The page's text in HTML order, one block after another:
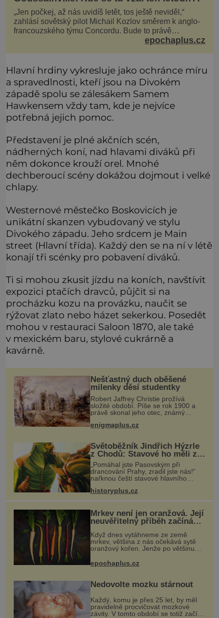
„Jen počkej, až nás uvidíš letět, tos ještě neviděl,“
zahlásí sovětský pilot Michail Kozlov směrem k anglo-
francouzského týmu Concordu. Bude to právě
konkurenční boj, co bude stát za smrtí celé 6členné
epochaplus.cz
Hlavní hrdiny vykresluje jako ochránce míru
a spravedlnosti, kteří jsou na Divokém
západě spolu se zálesákem Samem
Hawkensem vždy tam, kde je nejvíce
potřebná jejich pomoc.
Představení je plné akčních scén,
nádherných koní, nad hlavami diváků při
něm dokonce krouží orel. Mnohé
dechberoucí scény dokážou dojmout i velké
chlapy.
Westernové městečko Boskovicích je
unikátní skanzen vybudovaný ve stylu
Divokého západu. Jeho srdcem je Main
street (Hlavní třída). Každý den se na ní v létě
konají tři scénky pro pobavení diváků.
Ti si mohou zkusit jízdu na koních, navštívit
expozici ptačích dravců, půjčit si na
procházku kozu na provázku, naučit se
rýžovat zlato nebo házet sekerkou. Posedět
mohou v restauraci Saloon 1870, ale také
v mexickém baru, stylové cukrárně a
kavárně.
Nešťastný duch oběšené
milenky děsí studentky
Robert Jaffrey Christie prožívá
složité období. Píše se rok 1900 a
právě skonal jeho otec, známý
(1829–1900). Smutná událost je ale
enigmaplus.cz
Světoběžník Jindřich Hýzrle
z Chodů: Stavové ho měli za
zrádce
„Pomáhal jste Pasovským při
drancování Prahy, zradil jste nás!“
nařknou čeští stavové hlavního
Jindřich se však zastrašit nenechá.
Zachová chladnou hlavu a trestu
historyplus.cz
Mrkev není jen oranžová. Její
neuvěřitelný příběh začíná
Když dnes vytáhneme ze země
mrkev, většina z nás očekává sytě
oranžový kořen. Jenže po většinu
možné, jen ne oranžová. Je fialová,
žlutá, bílá, někdy dokonce téměř
epochaplus.cz
Nedovolte mozku stárnout
Každý, komu je přes 25 let, by měl
pravidelně procvičovat mozkové
závity. V tomto období se totiž začíná